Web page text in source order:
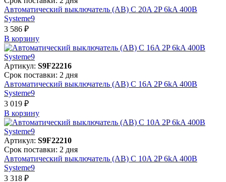
Автоматический выключатель (АВ) C 20A 2P 6kA 400В
Systeme9
3 586 ₽
В корзинy
Артикул: S9F22216
Срок поставки: 2 дня
Автоматический выключатель (АВ) C 16A 2P 6kA 400В
Systeme9
3 019 ₽
В корзинy
Артикул: S9F22210
Срок поставки: 2 дня
Автоматический выключатель (АВ) C 10A 2P 6kA 400В
Systeme9
3 318 ₽